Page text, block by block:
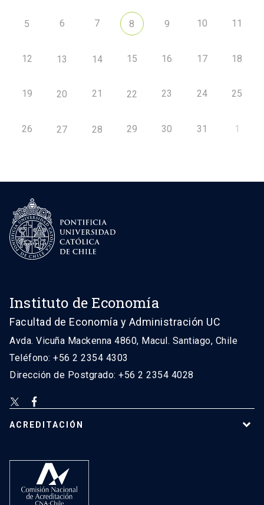
5 6 7 8 9 10 11
12 13 14 15 16 17 18
19 20 21 22 23 24 25
26 27 28 29 30 31 1
Instituto de Economía
Facultad de Economía y Administración UC
Avda. Vicuña Mackenna 4860, Macul. Santiago, Chile
Teléfono: +56 2 2354 4303
Dirección de Postgrado: +56 2 2354 4028
ACREDITACIÓN